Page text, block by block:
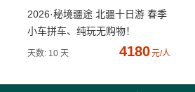
2026·秘境疆途 北疆十日游 春季
小车拼车、纯玩无购物！
天数: 10 天 4180元/人